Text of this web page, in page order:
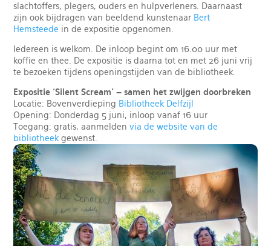
slachtoffers, plegers, ouders en hulpverleners. Daarnaast
zijn ook bijdragen van beeldend kunstenaar Bert
Hemsteede in de expositie opgenomen.
Iedereen is welkom. De inloop begint om 16.00 uur met
koffie en thee. De expositie is daarna tot en met 26 juni vrij
te bezoeken tijdens openingstijden van de bibliotheek.
Expositie ‘Silent Scream’ – samen het zwijgen doorbreken
Locatie: Bovenverdieping Bibliotheek Delfzijl
Opening: Donderdag 5 juni, inloop vanaf 16 uur
Toegang: gratis, aanmeldenvia de website van de
bibliotheek gewenst.